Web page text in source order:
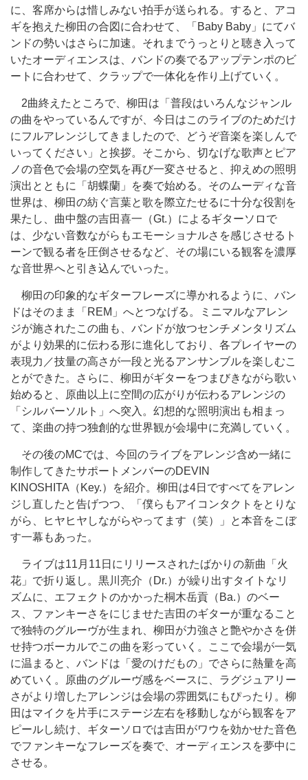
に、客席からは惜しみない拍手が送られる。すると、アコ
ギを抱えた柳田の合図に合わせて、「Baby Baby」にてバ
ンドの勢いはさらに加速。それまでうっとりと聴き入って
いたオーディエンスは、バンドの奏でるアップテンポのビ
ートに合わせて、クラップで一体化を作り上げていく。
2曲終えたところで、柳田は「普段はいろんなジャンル
の曲をやっているんですが、今日はこのライブのためだけ
にフルアレンジしてきましたので、どうぞ音楽を楽しんで
いってください」と挨拶。そこから、切なげな歌声とピア
ノの音色で会場の空気を再び一変させると、抑えめの照明
演出とともに「胡蝶蘭」を奏で始める。そのムーディな音
世界は、柳田の紡ぐ言葉と歌を際立たせるに十分な役割を
果たし、曲中盤の吉田喜一（Gt.）によるギターソロで
は、少ない音数ながらもエモーショナルさを感じさせるト
ーンで観る者を圧倒させるなど、その場にいる観客を濃厚
な音世界へと引き込んでいった。
柳田の印象的なギターフレーズに導かれるように、バン
ドはそのまま「REM」へとつなげる。ミニマルなアレン
ジが施されたこの曲も、バンドが放つセンチメンタリズム
がより効果的に伝わる形に進化しており、各プレイヤーの
表現力／技量の高さが一段と光るアンサンブルを楽しむこ
とができた。さらに、柳田がギターをつまびきながら歌い
始めると、原曲以上に空間の広がりが伝わるアレンジの
「シルバーソルト」へ突入。幻想的な照明演出も相まっ
て、楽曲の持つ独創的な世界観が会場中に充満していく。
その後のMCでは、今回のライブをアレンジ含め一緒に
制作してきたサポートメンバーのDEVIN
KINOSHITA（Key.）を紹介。柳田は4日ですべてをアレン
ジし直したと告げつつ、「僕らもアイコンタクトをとりな
がら、ヒヤヒヤしながらやってます（笑）」と本音をこぼ
す一幕もあった。
ライブは11月11日にリリースされたばかりの新曲「火
花」で折り返し。黒川亮介（Dr.）が繰り出すタイトなリ
ズムに、エフェクトのかかった桐木岳貢（Ba.）のベー
ス、ファンキーさをにじませた吉田のギターが重なること
で独特のグルーヴが生まれ、柳田が力強さと艶やかさを併
せ持つボーカルでこの曲を彩っていく。ここで会場が一気
に温まると、バンドは「愛のけだもの」でさらに熱量を高
めていく。原曲のグルーヴ感をベースに、ラグジュアリー
さがより増したアレンジは会場の雰囲気にもぴったり。柳
田はマイクを片手にステージ左右を移動しながら観客をア
ピールし続け、ギターソロでは吉田がワウを効かせた音色
でファンキーなフレーズを奏で、オーディエンスを夢中に
させる。